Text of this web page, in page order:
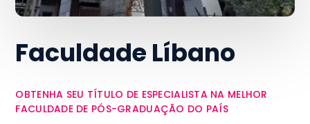
Faculdade Líbano
OBTENHA SEU TÍTULO DE ESPECIALISTA NA MELHOR
FACULDADE DE PÓS-GRADUAÇÃO DO PAÍS